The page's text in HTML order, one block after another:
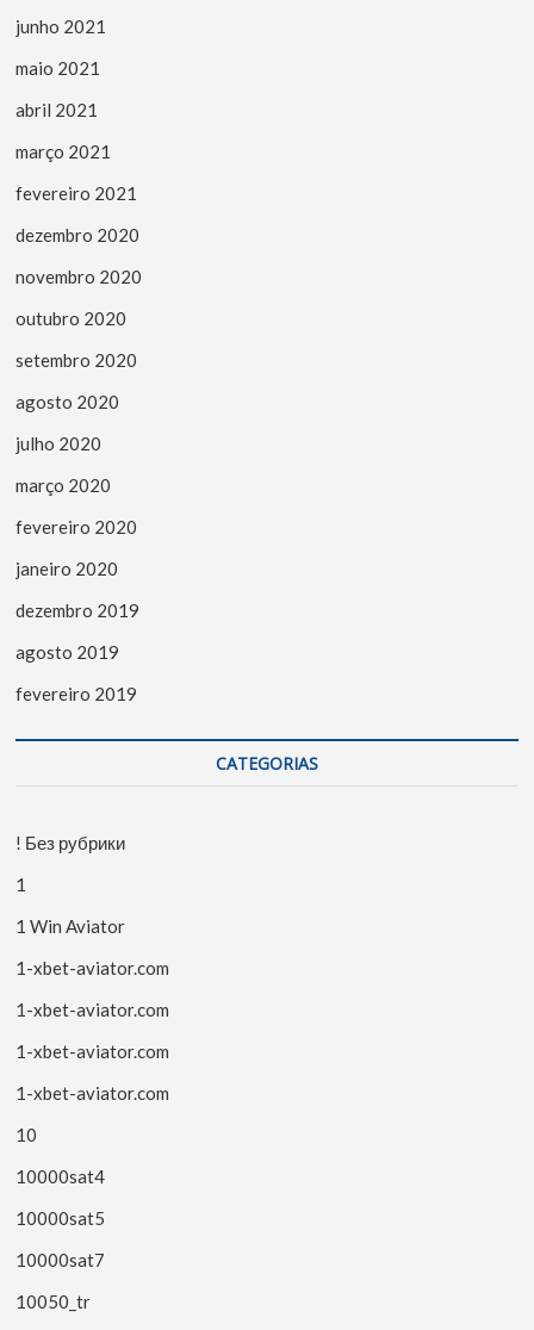
junho 2021
maio 2021
abril 2021
março 2021
fevereiro 2021
dezembro 2020
novembro 2020
outubro 2020
setembro 2020
agosto 2020
julho 2020
março 2020
fevereiro 2020
janeiro 2020
dezembro 2019
agosto 2019
fevereiro 2019
CATEGORIAS
! Без рубрики
1
1 Win Aviator
1-xbet-aviator.com
1-xbet-aviator.com
1-xbet-aviator.com
1-xbet-aviator.com
10
10000sat4
10000sat5
10000sat7
10050_tr